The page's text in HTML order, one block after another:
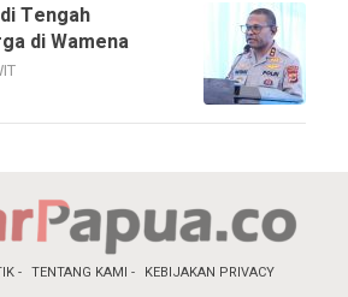
Tengah
di Wamena
TENTANG KAMI KEBIJAKAN PRIVACY